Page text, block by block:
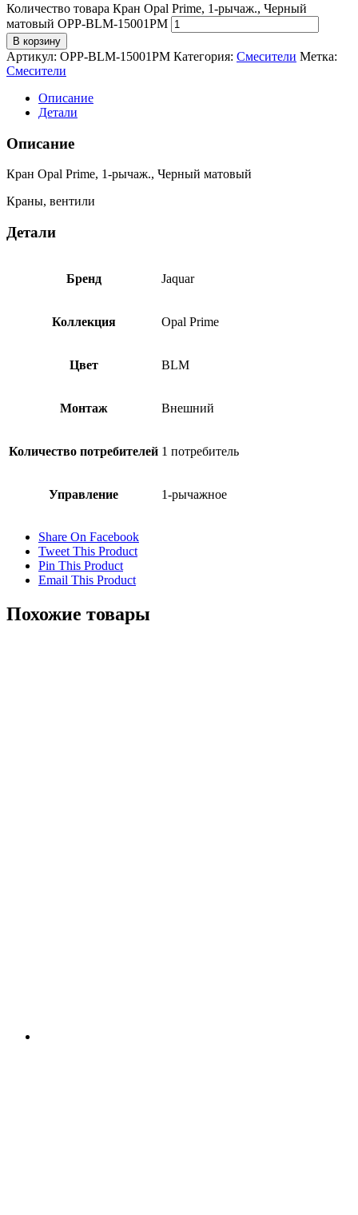
Количество товара Кран Opal Prime, 1-рычаж., Черный
матовый OPP-BLM-15001PM
В корзину
Артикул: OPP-BLM-15001PM Категория: Смесители Метка:
Смесители
Описание
Детали
Описание
Кран Opal Prime, 1-рычаж., Черный матовый
Краны, вентили
Детали
Бренд Jaquar
Коллекция Opal Prime
Цвет BLM
Монтаж Внешний
Количество потребителей 1 потребитель
Управление 1-рычажное
Share On Facebook
Tweet This Product
Pin This Product
Email This Product
Похожие товары